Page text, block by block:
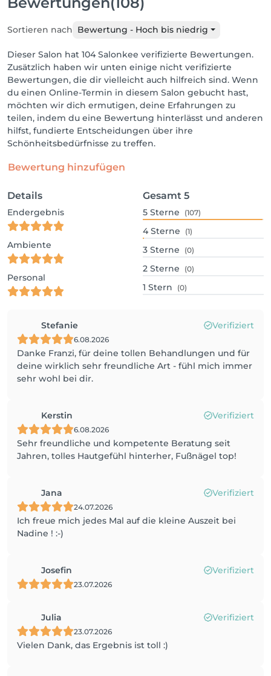
Sortieren nach Bewertung - Hoch bis niedrig
Dieser Salon hat 104 Salonkee verifizierte Bewertungen.
Zusätzlich haben wir unten einige nicht verifizierte
Bewertungen, die dir vielleicht auch hilfreich sind. Wenn
du einen Online-Termin in diesem Salon gebucht hast,
möchten wir dich ermutigen, deine Erfahrungen zu
teilen, indem du eine Bewertung hinterlässt und anderen
hilfst, fundierte Entscheidungen über ihre
Schönheitsbedürfnisse zu treffen.
Bewertung hinzufügen
Details
Endergebnis
Ambiente
Personal
Gesamt 5
5 Sterne (107)
4 Sterne (1)
3 Sterne (0)
2 Sterne (0)
1 Stern (0)
Stefanie Verifiziert
6.08.2026
Danke Franzi, für deine tollen Behandlungen und für
deine wirklich sehr freundliche Art - fühl mich immer
sehr wohl bei dir.
Kerstin Verifiziert
6.08.2026
Sehr freundliche und kompetente Beratung seit
Jahren, tolles Hautgefühl hinterher, Fußnägel top!
Jana Verifiziert
24.07.2026
Ich freue mich jedes Mal auf die kleine Auszeit bei
Nadine ! :-)
Josefin Verifiziert
23.07.2026
Julia Verifiziert
23.07.2026
Vielen Dank, das Ergebnis ist toll :)